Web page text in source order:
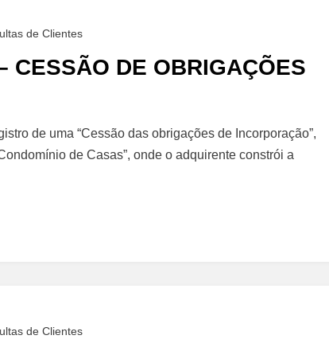
de Clientes
CESSÃO DE OBRIGAÇÕES
de uma “Cessão das obrigações de Incorporação”,
de Casas”, onde o adquirente constrói a
de Clientes